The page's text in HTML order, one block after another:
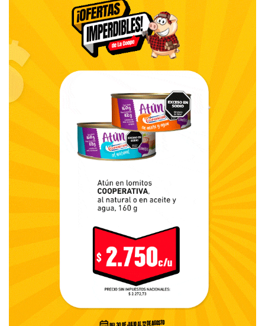
-Hay dos españolas muy buenas: La casa de papel (sólo
está la primera temporada) y Gran Hotel (son tres
temporadas). Y si te gustan los thrillers psicológicos, mirá
The Sinner.
-Ya las anoto. Nos vemos en la próxima.
-Chau pibe, que sigas bien.